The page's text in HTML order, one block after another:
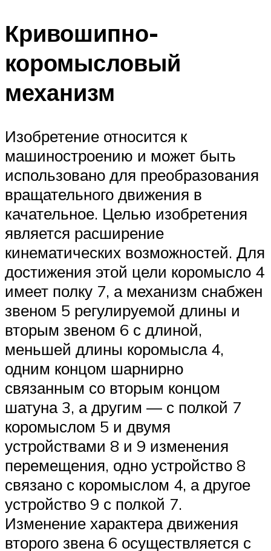
Кривошипно-
коромысловый
механизм
Изобретение относится к
машиностроению и может быть
использовано для преобразования
вращательного движения в
качательное. Целью изобретения
является расширение
кинематических возможностей. Для
достижения этой цели коромысло 4
имеет полку 7, а механизм снабжен
звеном 5 регулируемой длины и
вторым звеном 6 с длиной,
меньшей длины коромысла 4,
одним концом шарнирно
связанным со вторым концом
шатуна 3, а другим — с полкой 7
коромыслом 5 и двумя
устройствами 8 и 9 изменения
перемещения, одно устройство 8
связано с коромыслом 4, а другое
устройство 9 с полкой 7.
Изменение характера движения
второго звена 6 осуществляется с